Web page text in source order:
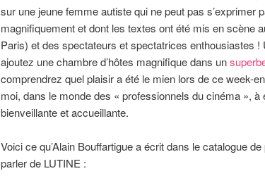
sur une jeune femme autiste qui ne peut pas s’exprimer
magnifiquement et dont les textes ont été mis en scène
Paris) et des spectateurs et spectatrices enthousiastes !
ajoutez une chambre d’hôtes magnifique dans un
comprendrez quel plaisir a été le mien lors de ce week-
moi, dans le monde des « professionnels du cinéma », à
bienveillante et accueillante.
Voici ce qu’Alain Bouffartigue a écrit dans le catalogue
parler de LUTINE :